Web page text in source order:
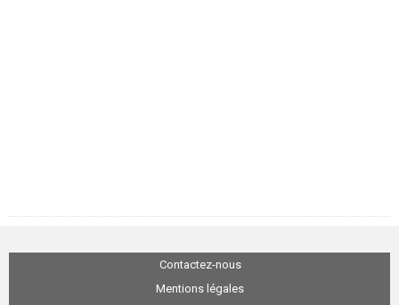
Contactez-nous
Mentions légales